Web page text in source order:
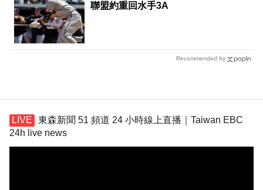
聯盟約重回水手3A
Recommended by
東森新聞 51 頻道 24 小時線上直播｜Taiwan EBC
24h live news